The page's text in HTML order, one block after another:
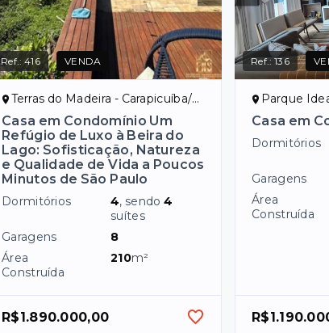
Ref.:416 VENDA
Terras do Madeira - Carapicuíba/SP
Casa em Condomínio Um
Refúgio de Luxo à Beira do
Lago: Sofisticação, Natureza
e Qualidade de Vida a Poucos
Minutos de São Paulo
Dormitórios 4, sendo4
suítes
Garagens
8
Área
Construída
210m²
R$1.890.000,00
Ref.:136
Parque
Casa em
Dormitórios
Garagens
Área
Construída